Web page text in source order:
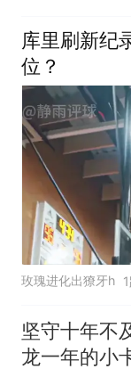
库里刷新纪
位？
玫瑰进化出獠牙h
坚守十年不
龙一年的小